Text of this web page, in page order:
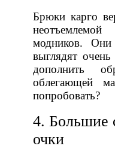
Брюки карго
модников.
выглядят
дополнить
облегающей
попробовать?
4. Большие
очки